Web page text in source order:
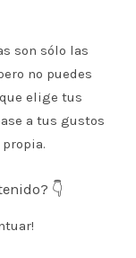
son sólo las
no puedes
elige tus
a tus gustos
👇